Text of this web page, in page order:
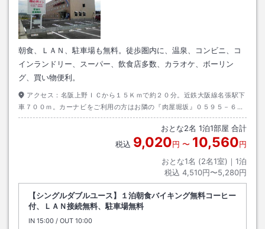
朝食、ＬＡＮ、駐車場も無料。徒歩圏内に、温泉、コンビニ、コ
インランドリー、スーパー、飲食店多数、カラオケ、ボーリン
グ、買い物便利。
アクセス： 名阪上野ＩＣから１５Ｋｍで約２０分。近鉄大阪線名張駅下
車７００ｍ。カーナビをご利用の方はお隣の『肉屋堀坂』０５９５－６４
－８１２９をご登録くださいませ。
おとな2名 1泊1部屋 合計
税込 9,020円 〜 10,560円
おとな1名 (2名1室)｜ 1泊
税込 4,510円〜5,280円
【シングルダブルユース】１泊朝食バイキング無料コーヒー
付、ＬＡＮ接続無料、駐車場無料
IN チェックイン
15:00 / OUT チェックアウト
10:00